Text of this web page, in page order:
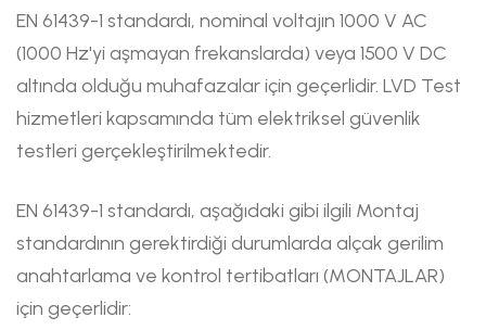
EN 61439-1 standardı, nominal voltajın 1000 V AC
(1000 Hz'yi aşmayan frekanslarda) veya 1500 V DC
altında olduğu muhafazalar için geçerlidir. LVD Test
hizmetleri kapsamında tüm elektriksel güvenlik
testleri gerçekleştirilmektedir.
EN 61439-1 standardı, aşağıdaki gibi ilgili Montaj
standardının gerektirdiği durumlarda alçak gerilim
anahtarlama ve kontrol tertibatları (MONTAJLAR)
için geçerlidir: